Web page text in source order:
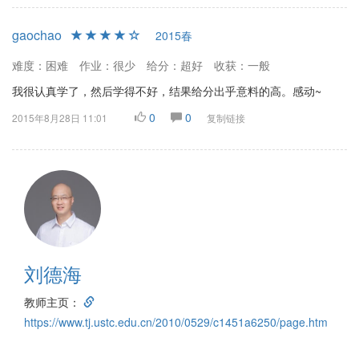
gaochao
2015春
难度：困难
作业：很少 给分：超好
收获：一般
我很认真学了，然后学得不好，结果给分出乎意料的高。感动~
2015年8月28日 11:01 0 0 复制链接
刘德海
教师主页：
https://www.tj.ustc.edu.cn/2010/0529/c1451a6250/page.htm